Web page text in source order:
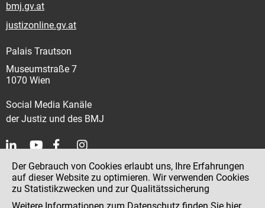
bmj.gv.at
justizonline.gv.at
Palais Trautson
Museumstraße 7
1070 Wien
Social Media Kanäle
der Justiz und des BMJ
Kontakt
Impressum
Der Gebrauch von Cookies erlaubt uns, Ihre Erfahrungen
auf dieser Website zu optimieren. Wir verwenden Cookies
zu Statistikzwecken und zur Qualitätssicherung